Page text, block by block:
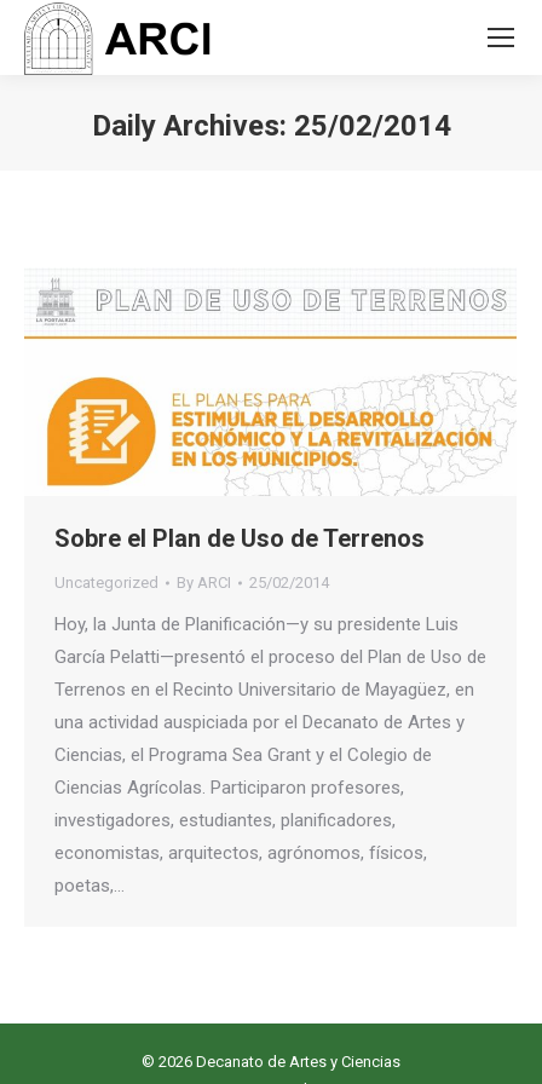
Daily Archives: 25/02/2014
Sobre el Plan de Uso de Terrenos
Uncategorized By ARCI 25/02/2014
Hoy, la Junta de Planificación—y su presidente Luis
García Pelatti—presentó el proceso del Plan de Uso de
Terrenos en el Recinto Universitario de Mayagüez, en
una actividad auspiciada por el Decanato de Artes y
Ciencias, el Programa Sea Grant y el Colegio de
Ciencias Agrícolas. Participaron profesores,
investigadores, estudiantes, planificadores,
economistas, arquitectos, agrónomos, físicos,
poetas,…
© 2026 Decanato de Artes y Ciencias